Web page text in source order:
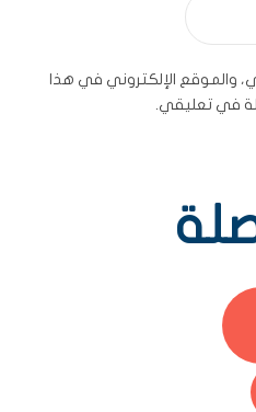
والموقع الإلكتروني في هذا
في تعليقي.